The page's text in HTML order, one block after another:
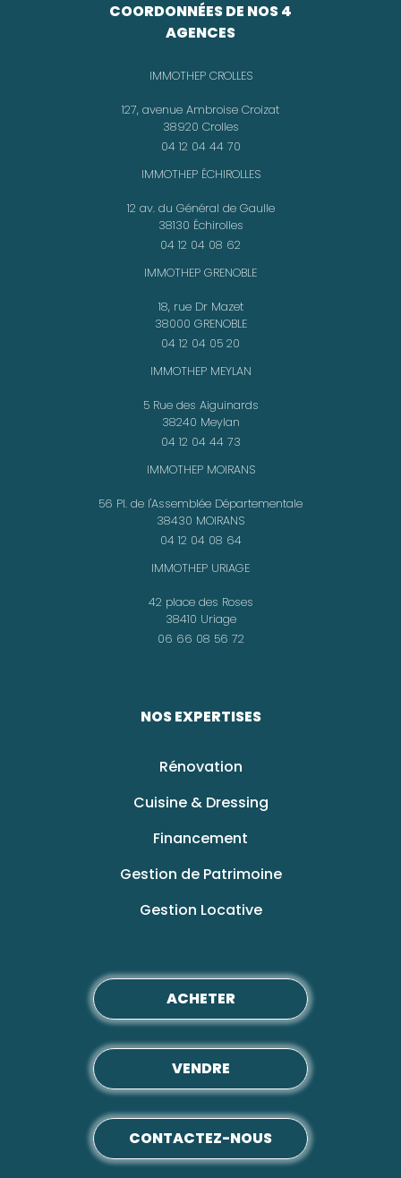
COORDONNÉES DE NOS 4
AGENCES
IMMOTHEP CROLLES
127, avenue Ambroise Croizat
38920 Crolles
04 12 04 44 70
IMMOTHEP ÉCHIROLLES
12 av. du Général de Gaulle
38130 Échirolles
04 12 04 08 62
IMMOTHEP GRENOBLE
18, rue Dr Mazet
38000 GRENOBLE
04 12 04 05 20
IMMOTHEP MEYLAN
5 Rue des Aiguinards
38240 Meylan
04 12 04 44 73
IMMOTHEP MOIRANS
56 Pl. de l'Assemblée Départementale
38430 MOIRANS
04 12 04 08 64
IMMOTHEP URIAGE
42 place des Roses
38410 Uriage
06 66 08 56 72
NOS EXPERTISES
Rénovation
Cuisine & Dressing
Financement
Gestion de Patrimoine
Gestion Locative
ACHETER
VENDRE
CONTACTEZ-NOUS